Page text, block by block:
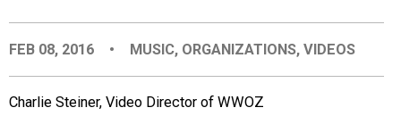
FEB 08, 2016 • MUSIC, ORGANIZATIONS,VIDEOS
Charlie Steiner, Video Director of WWOZ